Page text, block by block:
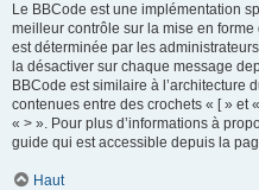
Le BBCode est une implémentation
meilleur contrôle sur la mise en forme
est déterminée par les
la désactiver sur chaque message
BBCode est similaire à l’architecture
contenues entre des crochets « [ » et
« > ». Pour plus d’informations à
guide qui est accessible depuis la
Haut